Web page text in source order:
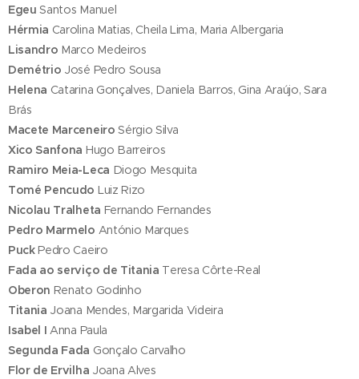
EgeuSantos Manuel
Hérmia Carolina Matias, Cheila Lima, Maria Albergaria
Lisandro Marco Medeiros
Demétrio José Pedro Sousa
Helena Catarina Gonçalves, Daniela Barros, Gina Araújo, Sara
Brás
Macete Marceneiro Sérgio Silva
Xico Sanfona Hugo Barreiros
Ramiro Meia-Leca Diogo Mesquita
Tomé Pencudo Luiz Rizo
Nicolau Tralheta Fernando Fernandes
Pedro Marmelo António Marques
PuckPedro Caeiro
Fada ao serviço de Titania Teresa Côrte-Real
Oberon Renato Godinho
Titania Joana Mendes, Margarida Videira
Isabel I Anna Paula
Segunda Fada Gonçalo Carvalho
Flor de Ervilha Joana Alves